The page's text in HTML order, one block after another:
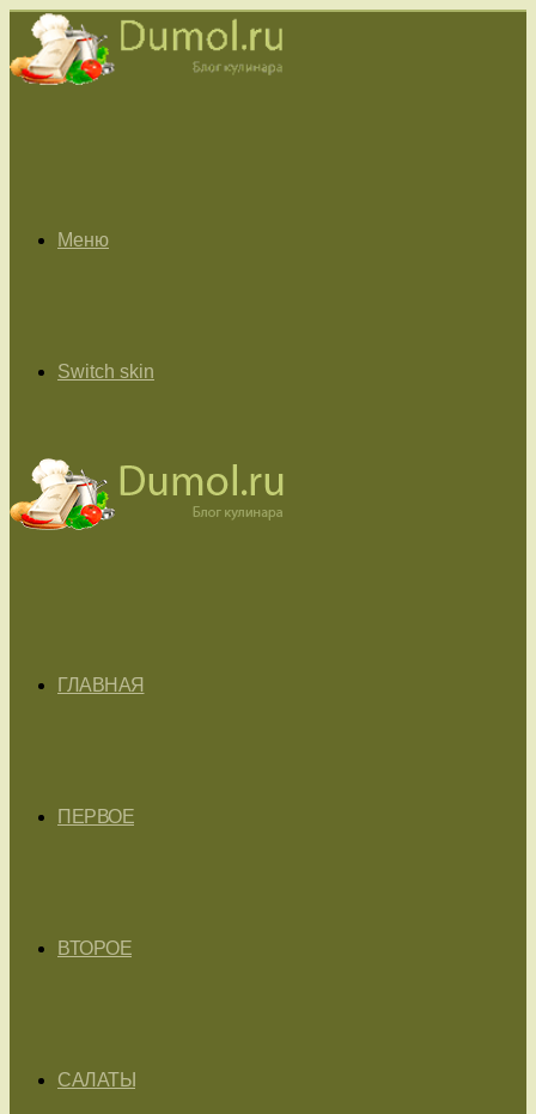
Меню
Switch skin
ГЛАВНАЯ
ПЕРВОЕ
ВТОРОЕ
САЛАТЫ